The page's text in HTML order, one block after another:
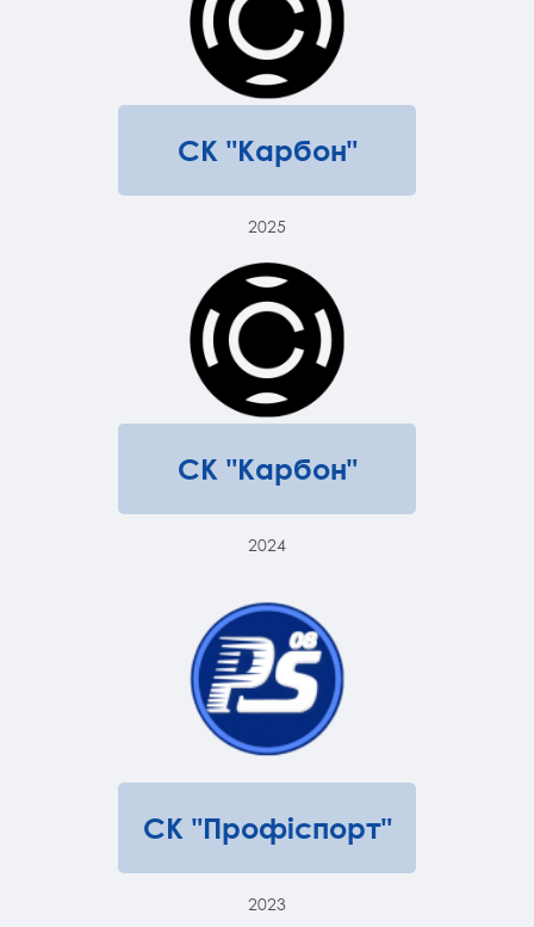
СК "Карбон"
2025
СК "Карбон"
2024
СК "Профіспорт"
2023